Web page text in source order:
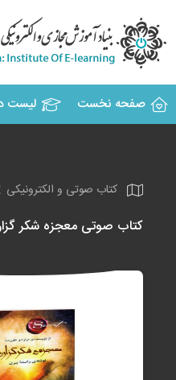
صفحه نخست لیست
کتاب صوتی و الکترونیکی
کتاب صوتی معجزه شکر